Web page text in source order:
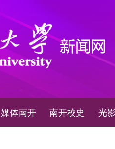
媒体南开 南开校史 光